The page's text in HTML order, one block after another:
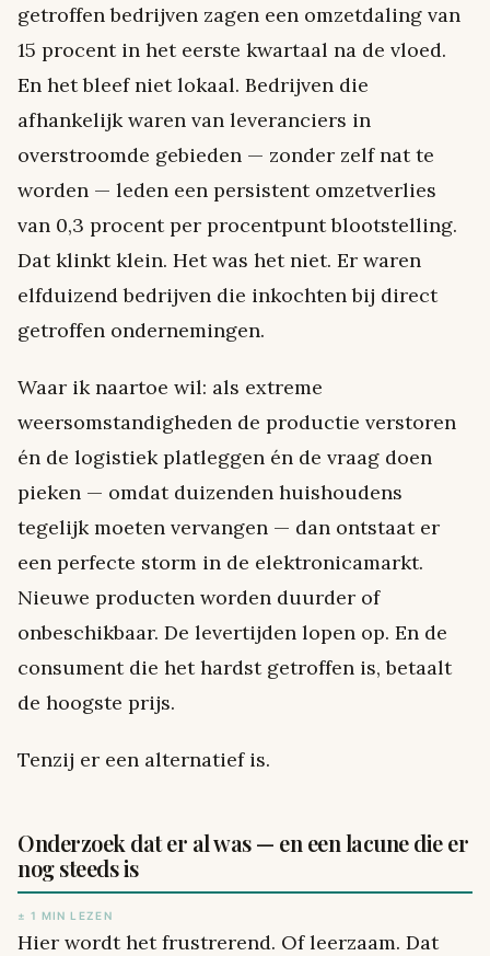
getroffen bedrijven zagen een omzetdaling van
15 procent in het eerste kwartaal na de vloed.
En het bleef niet lokaal. Bedrijven die
afhankelijk waren van leveranciers in
overstroomde gebieden — zonder zelf nat te
worden — leden een persistent omzetverlies
van 0,3 procent per procentpunt blootstelling.
Dat klinkt klein. Het was het niet. Er waren
elfduizend bedrijven die inkochten bij direct
getroffen ondernemingen.
Waar ik naartoe wil: als extreme
weersomstandigheden de productie verstoren
én de logistiek platleggen én de vraag doen
pieken — omdat duizenden huishoudens
tegelijk moeten vervangen — dan ontstaat er
een perfecte storm in de elektronicamarkt.
Nieuwe producten worden duurder of
onbeschikbaar. De levertijden lopen op. En de
consument die het hardst getroffen is, betaalt
de hoogste prijs.
Tenzij er een alternatief is.
Onderzoek dat er al was — en een lacune die er
nog steeds is
± 1 MIN LEZEN
Hier wordt het frustrerend. Of leerzaam. Dat